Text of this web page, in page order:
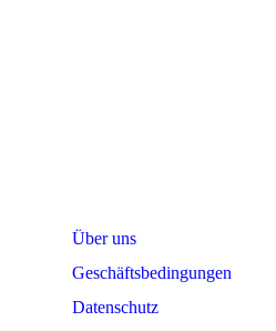
Über uns
Geschäftsbedingungen
Datenschutz